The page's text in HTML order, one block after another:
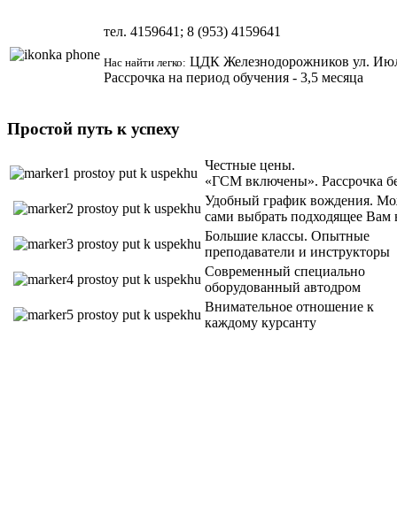
тел. 4159641; 8 (953) 4159641
Нас найти легко: ЦДК Железнодорожников ул.
Рассрочка на период обучения - 3,5 месяца
Простой путь к успеху
Честные цены.
«ГСМ включены». Рассрочка
Удобный график вождения.
сами выбрать подходящее Вам
Большие классы. Опытные
преподаватели и инструкторы
Современный специально
оборудованный автодром
Внимательное отношение к
каждому курсанту